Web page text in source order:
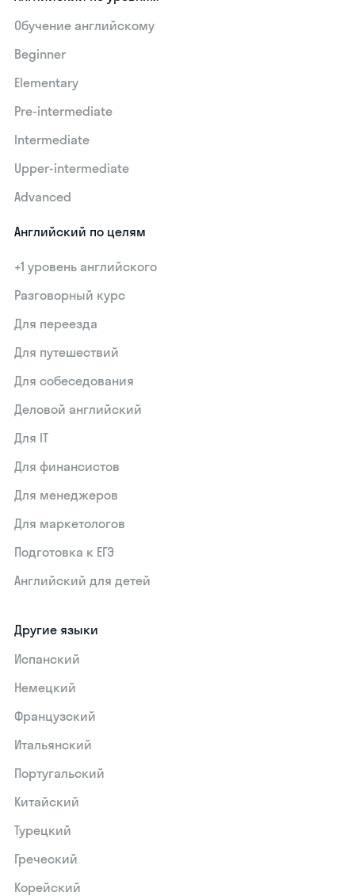
Обучение английскому
Beginner
Elementary
Pre-intermediate
Intermediate
Upper-intermediate
Advanced
Английский по целям
+1 уровень английского
Разговорный курс
Для переезда
Для путешествий
Для собеседования
Деловой английский
Для IT
Для финансистов
Для менеджеров
Для маркетологов
Подготовка к ЕГЭ
Английский для детей
Другие языки
Испанский
Немецкий
Французский
Итальянский
Португальский
Китайский
Турецкий
Греческий
Корейский